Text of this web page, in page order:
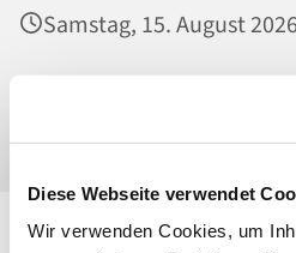
Diese Webseite verwendet
Wir verwenden Cookies, um
Samstag, 15. August
St. Josef - Berlin-